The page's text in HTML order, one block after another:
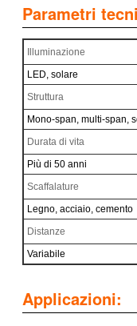
Parametri
Illuminazione
LED, solare
Struttura
Mono-span, multi-span,
Durata di vita
Più di 50 anni
Scaffalature
Legno, acciaio, cemento
Distanze
Variabile
Applicazioni: